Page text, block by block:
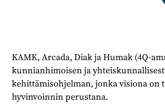
KAMK, Arcada, Diak ja Humak (4Q-
kunnianhimoisen ja
kehittämisohjelman, jonka visiona on
hyvinvoinnin perustana.